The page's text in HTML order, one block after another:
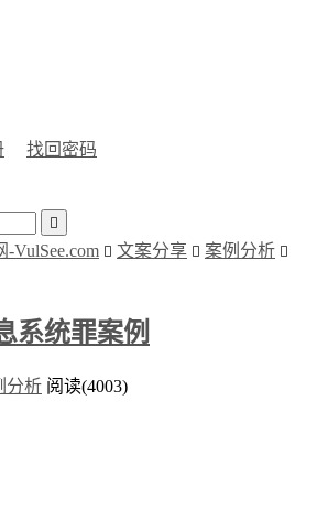
找回密码

VulSee.com  文案分享  案例分析 
系统罪案例
分析 阅读(4003)